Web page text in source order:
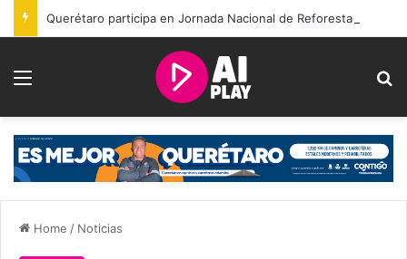
Menu
Home / Noticias